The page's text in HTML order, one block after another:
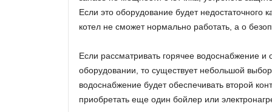
Если это оборудование будет недостаточного
котел не сможет нормально работать, а о
Если рассматривать горячее водоснабжение и
оборудовании, то существует небольшой
водоснабжение будет обеспечивать второй
приобретать еще один бойлер или